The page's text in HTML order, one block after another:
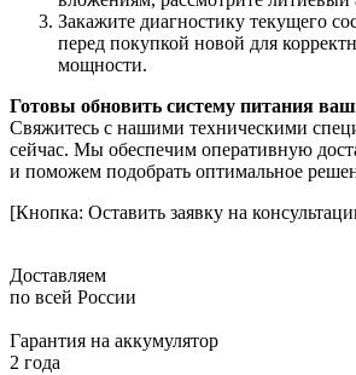
Закажите диагностику текущего
перед покупкой новой для
мощности.
Готовы обновить систему питания
Свяжитесь с нашими техническими
сейчас. Мы обеспечим оперативную
и поможем подобрать оптимальное
[Кнопка: Оставить заявку на
Доставляем
по всей России
Гарантия на аккумулятор
2 года